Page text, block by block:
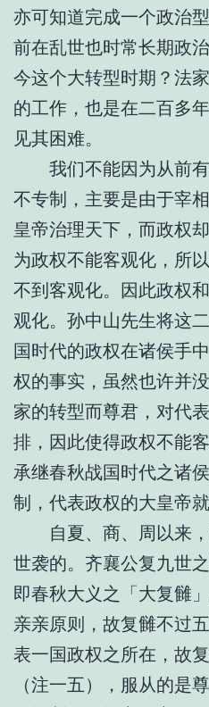
亦可知道完成一个政治
前在乱世也时常长期政
今这个大转型时期？法
的工作，也是在二百多
见其困难。
我们不能因为从前有
不专制，主要是由于宰
皇帝治理天下，而政权
为政权不能客观化，所
不到客观化。因此政权
观化。孙中山先生将这
国时代的政权在诸侯手
权的事实，虽然也许并
家的转型而尊君，对代
排，因此使得政权不能
承继春秋战国时代之诸
制，代表政权的大皇帝
自夏、商、周以来，
世袭的。齐襄公复九世
即春秋大义之「大复雠
亲亲原则，故复雠不过
表一国政权之所在，故
（注一五），服从的是